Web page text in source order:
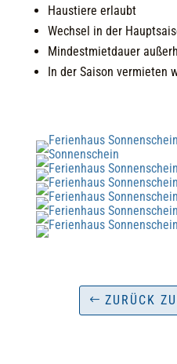
Haustiere erlaubt
Wechsel in der
Mindestmietdauer
In der Saison vermieten
ZURÜCK